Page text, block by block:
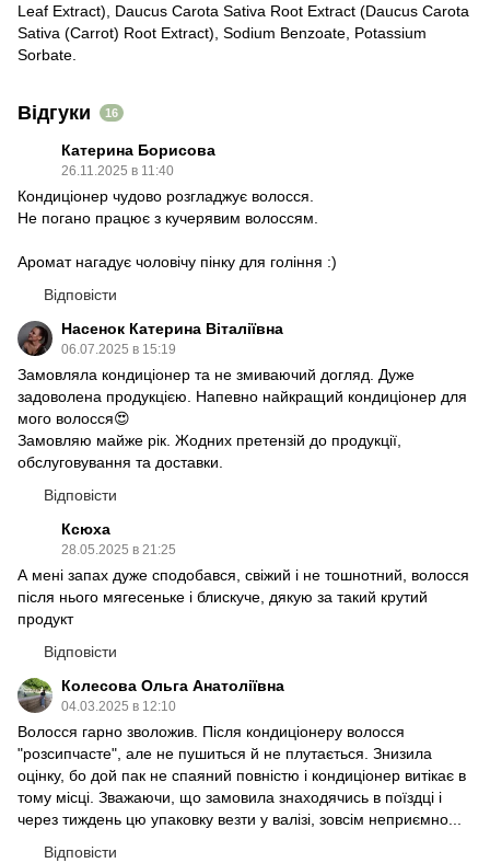
Leaf Extract), Daucus Carota Sativa Root Extract (Daucus Carota
Sativa (Carrot) Root Extract), Sodium Benzoate, Potassium
Sorbate.
Відгуки 16
Катерина Борисова
26.11.2025 в 11:40
Кондиціонер чудово розгладжує волосся.
Не погано працює з кучерявим волоссям.
Аромат нагадує чоловічу пінку для гоління :)
Відповісти
Насенок Катерина Віталіївна
06.07.2025 в 15:19
Замовляла кондиціонер та не змиваючий догляд. Дуже
задоволена продукцією. Напевно найкращий кондиціонер для
мого волосся😍
Замовляю майже рік. Жодних претензій до продукції,
обслуговування та доставки.
Відповісти
Ксюха
28.05.2025 в 21:25
А мені запах дуже сподобався, свіжий і не тошнотний, волосся
після нього мягесеньке і блискуче, дякую за такий крутий
продукт
Відповісти
Колесова Ольга Анатоліївна
04.03.2025 в 12:10
Волосся гарно зволожив. Після кондиціонеру волосся
"розсипчасте", але не пушиться й не плутається. Знизила
оцінку, бо дой пак не спаяний повністю і кондиціонер витікає в
тому місці. Зважаючи, що замовила знаходячись в поїздці і
через тиждень цю упаковку везти у валізі, зовсім неприємно...
Відповісти